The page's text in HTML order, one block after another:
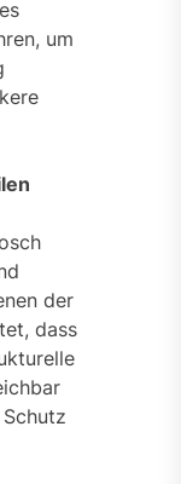
um
der
dass